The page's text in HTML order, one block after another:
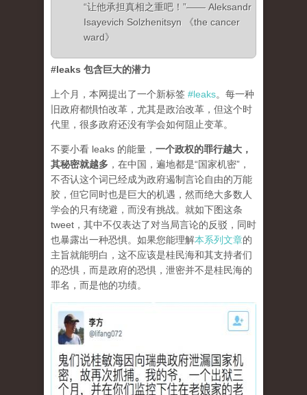
“让他承担真相之重吧！”—— Aleksandr
Isayevich Solzhenitsyn 《the cancer
ward》
#leaks 包含巨大的潜力
上个月，本网提出了一个新标签 #leaks。每一种
旧政府都惧怕改革，尤其是政治改革，但这个时
代里，很多政府还没有学会如何阻止变革。
不要小看 leaks 的能量， 一个政权的罪行越大，
其秘密就越多 ，在中国，遍地都是“国家机密”，
不否认这个词已经成为政府遏制言论自由的万能
胶，但它同时也是巨大的机遇，然而绝大多数人
学会的只有绕避，而没有挑战。就如下图这条
tweet，其中不仅表达了对当局言论的反驳，同时
也暴露出一种恐惧。如果您能理解本系列文章的
主旨就能明白，这不应该是桂民海和其支持者们
的恐惧，而是政府的恐惧，泄密并不是桂民海的
罪名，而是他的功绩。